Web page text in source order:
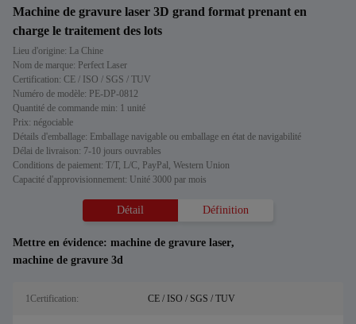
Machine de gravure laser 3D grand format prenant en
charge le traitement des lots
Lieu d'origine: La Chine
Nom de marque: Perfect Laser
Certification: CE / ISO / SGS / TUV
Numéro de modèle: PE-DP-0812
Quantité de commande min: 1 unité
Prix: négociable
Détails d'emballage: Emballage navigable ou emballage en état de navigabilité
Délai de livraison: 7-10 jours ouvrables
Conditions de paiement: T/T, L/C, PayPal, Western Union
Capacité d'approvisionnement: Unité 3000 par mois
Détail Définition
Mettre en évidence: machine de gravure laser,
machine de gravure 3d
1Certification: CE / ISO / SGS / TUV